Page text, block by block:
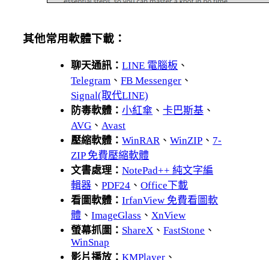
其他常用軟體下載：
聊天通訊：LINE 電腦板 、
Telegram 、FB Messenger 、
Signal(取代LINE)
防毒軟體：小紅傘 、卡巴斯基 、
AVG 、 Avast
壓縮軟體：WinRAR 、WinZIP 、 7-
ZIP 免費壓縮軟體
文書處理：NotePad++ 純文字編
輯器 、PDF24 、Office下載
看圖軟體：IrfanView 免費看圖軟
體 、ImageGlass 、 XnView
螢幕抓圖： ShareX 、FastStone 、
WinSnap
影片播放：KMPlayer 、